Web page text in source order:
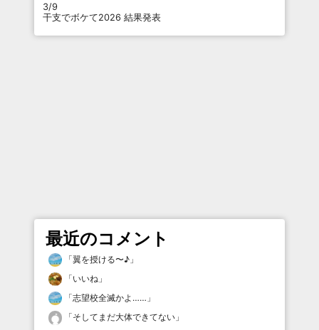
3/9
干支でボケて2026 結果発表
最近のコメント
「翼を授ける〜♪ 」
「いいね 」
「志望校全滅かよ…… 」
「そしてまだ大体できてない 」